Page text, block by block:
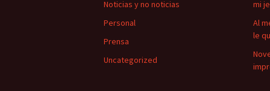
mi
Al
le
Noticias y no noticias
Personal
Prensa
Uncategorized